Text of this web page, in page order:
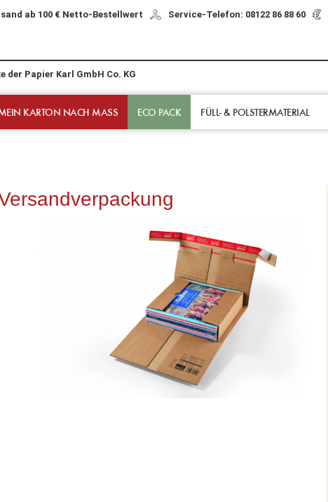
ab 100 € Netto-Bestellwert Service-Telefon: 08122 86 88 60
der Papier Karl GmbH Co. KG
KARTON NACH MASS ECO PACK FÜLL- & POLSTER­MATERIAL